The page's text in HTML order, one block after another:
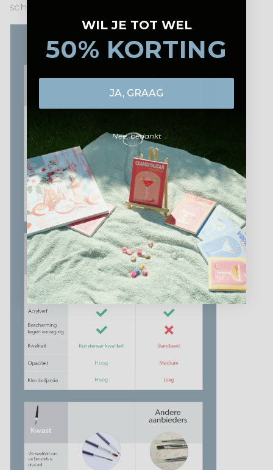
schilderervaring:
WIL JE TOT WEL
50% KORTING
JA, GRAAG
Nee, bedankt